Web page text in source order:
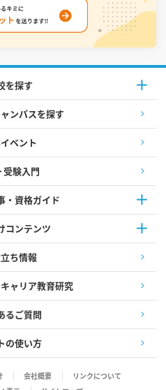
を探す
ンパスを探す
ベント
受験入門
・資格ガイド
コンテンツ
ち情報
ャリア教育研究
るご質問
の使い方
会社概要
リンクについて